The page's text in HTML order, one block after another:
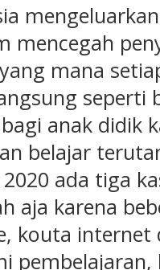
mencegah
mana
seperti
anak didik
belajar
ada tiga
aja karena
kouta